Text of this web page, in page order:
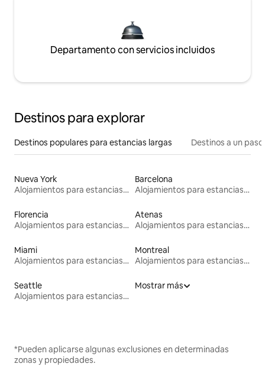
Departamento con servicios incluidos
Destinos para explorar
Destinos populares para estancias largas Destinos a un
Nueva York
Alojamientos para estancias largas
Barcelona
Alojamientos para estancias largas
Florencia
Alojamientos para estancias largas
Atenas
Alojamientos para estancias largas
Miami
Alojamientos para estancias largas
Montreal
Alojamientos para estancias largas
Seattle
Alojamientos para estancias largas
Mostrar más
*Pueden aplicarse algunas exclusiones en determinadas
zonas y propiedades.